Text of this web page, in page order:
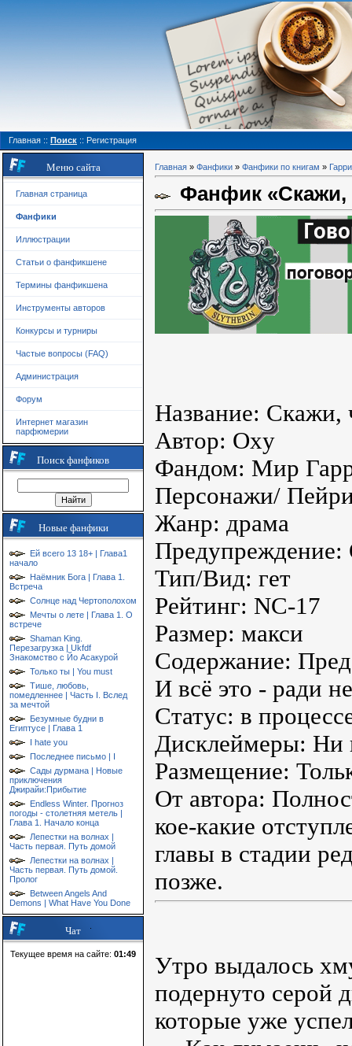
Главная :: Поиск :: Регистрация
Меню сайта
Главная страница
Фанфики
Иллюстрации
Статьи о фанфикшене
Термины фанфикшена
Инструменты авторов
Конкурсы и турниры
Частые вопросы (FAQ)
Администрация
Форум
Интернет магазин
парфюмерии
Поиск фанфиков
Новые фанфики
Ей всего 13 18+ | Глава1
начало
Наёмник Бога | Глава 1.
Встреча
Солнце над Чертополохом
Мечты о лете | Глава 1. О
встрече
Shaman King.
Перезагрузка | Ukfdf
Знакомство с Йо Асакурой
Только ты | You must
Тише, любовь,
помедленнее | Часть I. Вслед
за мечтой
Безумные будни в
Египтусе | Глава 1
I hate you
Последнее письмо | I
Сады дурмана | Новые
приключения
Джирайи:Прибытие
Endless Winter. Прогноз
погоды - столетняя метель |
Глава 1. Начало конца
Лепестки на волнах |
Часть первая. Путь домой
Лепестки на волнах |
Часть первая. Путь домой.
Пролог
Between Angels And
Demons | What Have You Done
Чат
Текущее время на сайте: 01:49
Главная » Фанфики » Фанфики по книгам »
Фанфик «Скажи,
Название:
Автор: Oxy
Фандом: Мир
Персонажи/
Жанр: драма
Предупреждение:
Тип/Вид: гет
Рейтинг: NC-17
Размер: макси
Содержание:
И всё это - ради
Статус: в
Дисклеймеры: Ни
Размещение:
От автора:
кое-какие
главы в стадии
позже.
Утро выдалось
подернуто серой
которые уже